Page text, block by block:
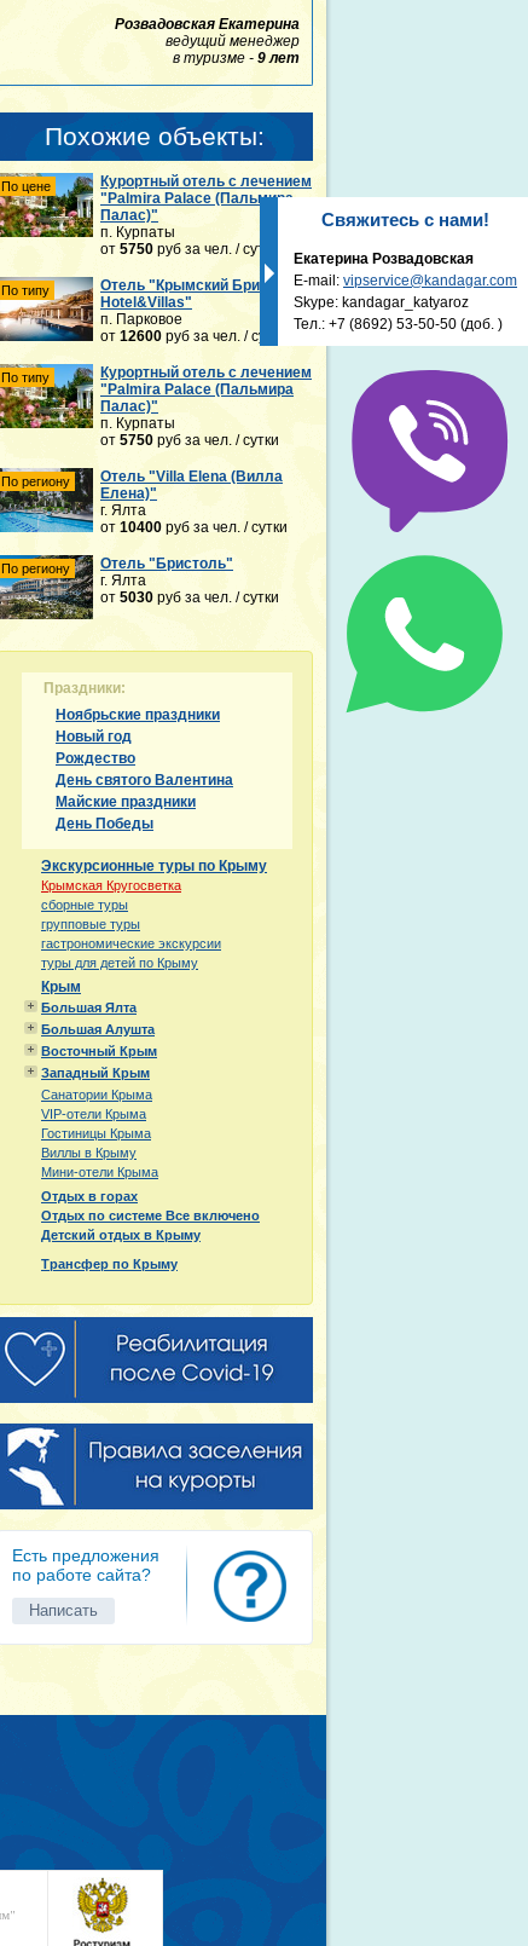
Свяжитесь с нами!
Екатерина Розвадовская
E-mail: vipservice@kandagar.com
Skype: kandagar_katyaroz
Тел.: +7 (8692) 53-50-50 (доб. )
Розвадовская Екатерина
ведущий менеджер
в туризме - 9 лет
Похожие объекты:
По цене
Курортный отель с лечением
"Palmira Palace (Пальмира
Палас)"
п. Курпаты
от 5750 руб за чел. / сутки
По типу
Отель "Крымский Бриз
Hotel&Villas"
п. Парковое
от 12600 руб за чел. / сутки
По типу
Курортный отель с лечением
"Palmira Palace (Пальмира
Палас)"
п. Курпаты
от 5750 руб за чел. / сутки
По региону
Отель "Villa Elena (Вилла
Елена)"
г. Ялта
от 10400 руб за чел. / сутки
По региону
Отель "Бристоль"
г. Ялта
от 5030 руб за чел. / сутки
Праздники:
Ноябрьские праздники
Новый год
Рождество
День святого Валентина
Майские праздники
День Победы
Экскурсионные туры по Крыму
Крымская Кругосветка
сборные туры
групповые туры
гастрономические экскурсии
туры для детей по Крыму
Крым
Большая Ялта
Большая Алушта
Восточный Крым
Западный Крым
Санатории Крыма
VIP-отели Крыма
Гостиницы Крыма
Виллы в Крыму
Мини-отели Крыма
Отдых в горах
Отдых по системе Все включено
Детский отдых в Крыму
Трансфер по Крыму
Есть предложения
по работе сайта?
Написать